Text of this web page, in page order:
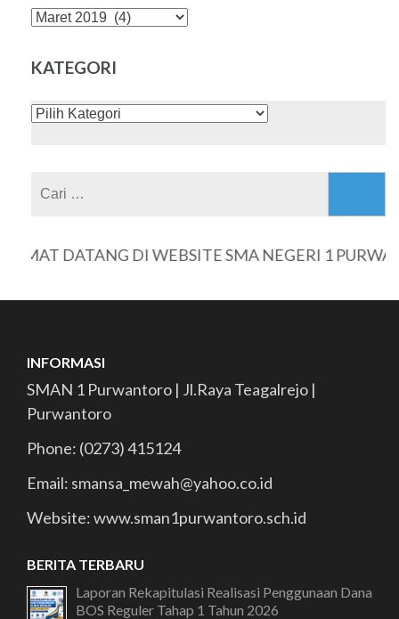
DAFTAR
KATEGORI
KATEGORI
DATANG DI WEBSITE SMA NEGERI 1
INFORMASI
SMAN 1 Purwantoro | Jl.Raya Teagalrejo |
Purwantoro
Phone: (0273) 415124
Email: smansa_mewah@yahoo.co.id
Website: www.sman1purwantoro.sch.id
BERITA TERBARU
Laporan Rekapitulasi Realisasi Penggunaan Dana
BOS Reguler Tahap 1 Tahun 2026